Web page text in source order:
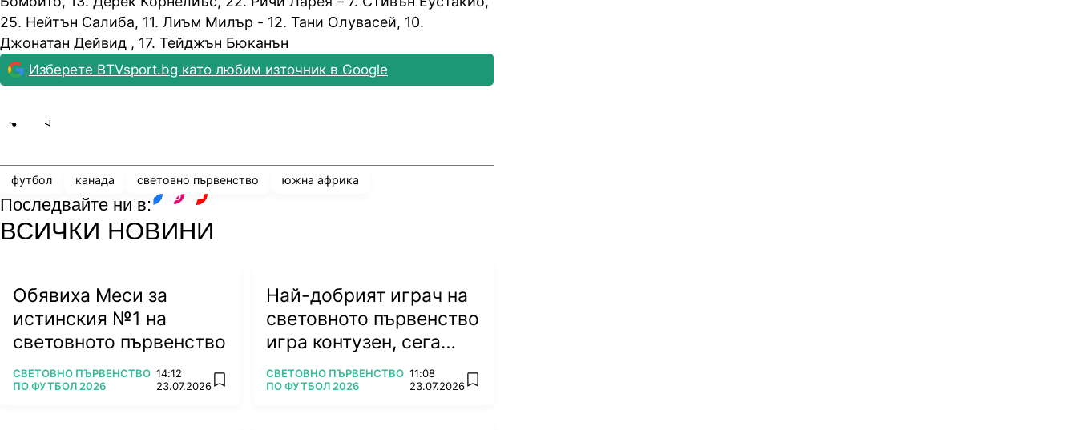
25. Нейтън Салиба, 11. Лиъм Милър - 12. Тани Олувасей, 10.
Джонатан Дейвид , 17. Тейджън Бюканън
Изберете BTVsport.bg като любим източник в Google
футбол канада световно първенство южна африка
Последвайте ни в:
ВСИЧКИ НОВИНИ
Обявиха Меси за
истинския №1 на
световното първенство
ПОВЕЧЕ ОТ
СВЕТОВНО ПЪРВЕНСТВО
ПО ФУТБОЛ 2026
14:12
23.07.2026 add favorites
Най-добрият играч на
световното първенство
игра контузен, сега
ляга под ножа
ПОВЕЧЕ ОТ
СВЕТОВНО ПЪРВЕНСТВО
ПО ФУТБОЛ 2026
11:08
23.07.2026 add favorites